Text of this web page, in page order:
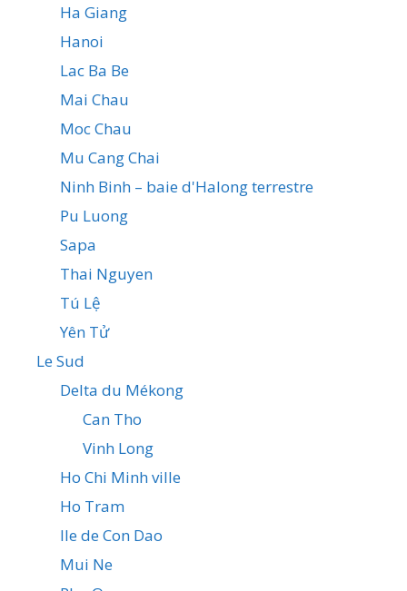
Ha Giang
Hanoi
Lac Ba Be
Mai Chau
Moc Chau
Mu Cang Chai
Ninh Binh – baie d'Halong terrestre
Pu Luong
Sapa
Thai Nguyen
Tú Lệ
Yên Tử
Le Sud
Delta du Mékong
Can Tho
Vinh Long
Ho Chi Minh ville
Ho Tram
Ile de Con Dao
Mui Ne